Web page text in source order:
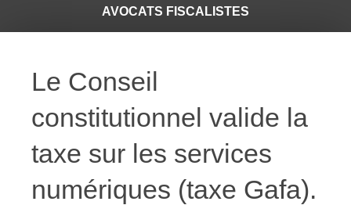
AVOCATS FISCALISTES
Le Conseil
constitutionnel valide la
taxe sur les services
numériques (taxe Gafa).